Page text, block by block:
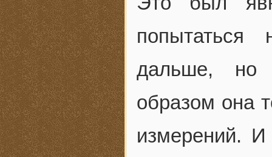
попытаться
дальше, но
образом она
измерений. И